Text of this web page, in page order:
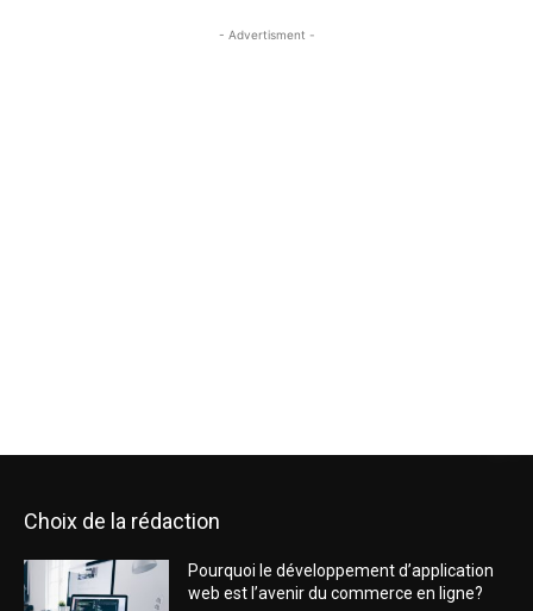
- Advertisment -
Choix de la rédaction
Pourquoi le développement d’application
web est l’avenir du commerce en ligne?